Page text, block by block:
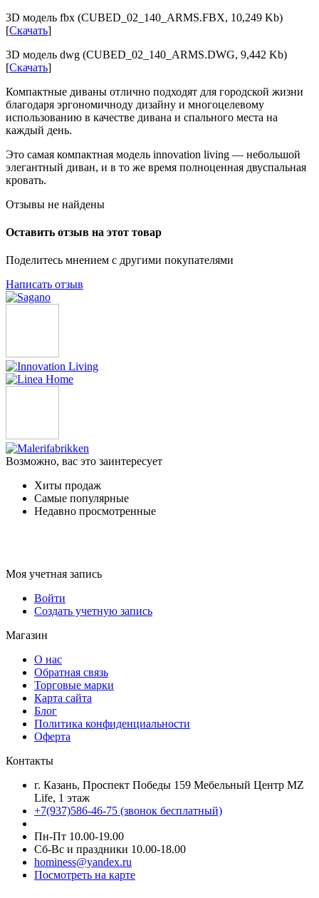
3D модель fbx (CUBED_02_140_ARMS.FBX, 10,249 Kb)
[Скачать]
3D модель dwg (CUBED_02_140_ARMS.DWG, 9,442 Kb)
[Скачать]
Компактные диваны отлично подходят для городской жизни
благодаря эргономичноду дизайну и многоцелевому
использованию в качестве дивана и спального места на
каждый день.
Это самая компактная модель innovation living — небольшой
элегантный диван, и в то же время полноценная двуспальная
кровать.
Отзывы не найдены
Оставить отзыв на этот товар
Поделитесь мнением с другими покупателями
Написать отзыв
Возможно, вас это заинтересует
Хиты продаж
Самые популярные
Недавно просмотренные
Моя учетная запись
Войти
Создать учетную запись
Магазин
О нас
Обратная связь
Торговые марки
Карта сайта
Блог
Политика конфиденциальности
Оферта
Контакты
г. Казань, Проспект Победы 159 Мебельный Центр MZ
Life, 1 этаж
+7(937)586-46-75 (звонок бесплатный)
Пн-Пт 10.00-19.00
Сб-Вс и праздники 10.00-18.00
hominess@yandex.ru
Посмотреть на карте